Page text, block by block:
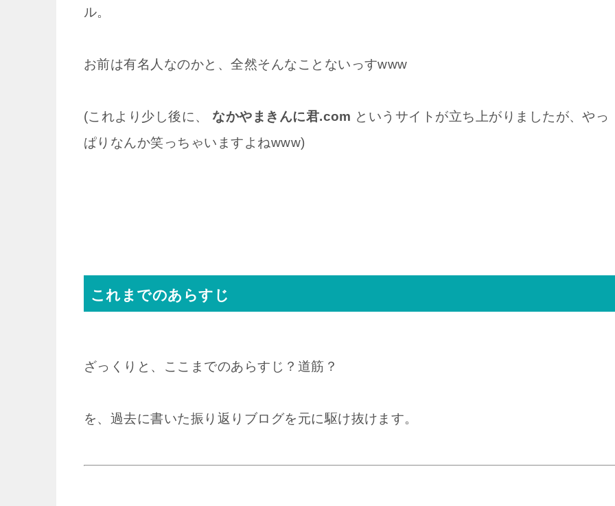
ル。
お前は有名人なのかと、全然そんなことないっすwww
(これより少し後に、なかやまきんに君.com というサイトが立ち上がりましたが、やっ
ぱりなんか笑っちゃいますよねwww)
これまでのあらすじ
ざっくりと、ここまでのあらすじ？道筋？
を、過去に書いた振り返りブログを元に駆け抜けます。